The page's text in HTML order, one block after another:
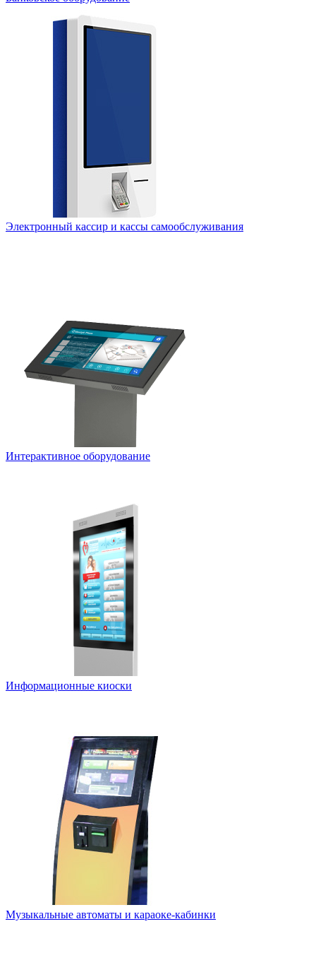
Электронный кассир и кассы самообслуживания
Интерактивное оборудование
Информационные киоски
Музыкальные автоматы и караоке-кабинки